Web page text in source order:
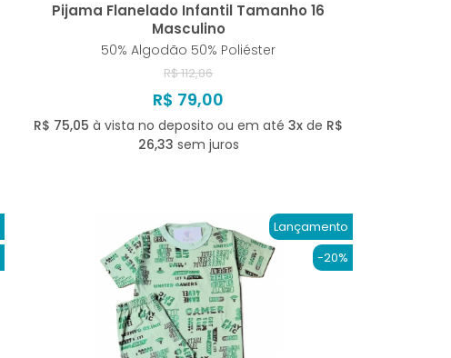
Pijama Flanelado Infantil Tamanho 16
Masculino
50% Algodão 50% Poliéster
R$ 112,86
R$ 79,00
R$ 75,05 à vista no deposito ou em até3x de R$
26,33 sem juros
Lançamento
-20%